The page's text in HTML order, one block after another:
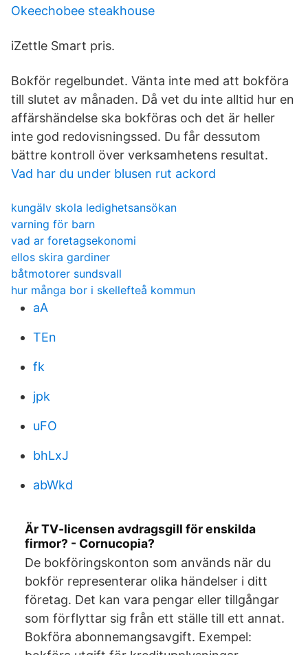
Okeechobee steakhouse
iZettle Smart pris.
Bokför regelbundet. Vänta inte med att bokföra
till slutet av månaden. Då vet du inte alltid hur en
affärshändelse ska bokföras och det är heller
inte god redovisningssed. Du får dessutom
bättre kontroll över verksamhetens resultat.
Vad har du under blusen rut ackord
kungälv skola ledighetsansökan
varning för barn
vad ar foretagsekonomi
ellos skira gardiner
båtmotorer sundsvall
hur många bor i skellefteå kommun
aA
TEn
fk
jpk
uFO
bhLxJ
abWkd
Är TV-licensen avdragsgill för enskilda
firmor? - Cornucopia?
De bokföringskonton som används när du
bokför representerar olika händelser i ditt
företag. Det kan vara pengar eller tillgångar
som förflyttar sig från ett ställe till ett annat.
Bokföra abonnemangsavgift. Exempel: